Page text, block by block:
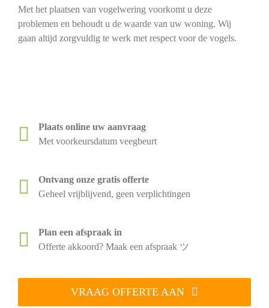
Met het plaatsen van vogelwering voorkomt u deze
problemen en behoudt u de waarde van uw woning. Wij
gaan altijd zorgvuldig te werk met respect voor de vogels.
Plaats online uw aanvraag
Met voorkeursdatum veegbeurt
Ontvang onze gratis offerte
Geheel vrijblijvend, geen verplichtingen
Plan een afspraak in
Offerte akkoord? Maak een afspraak ツ
VRAAG OFFERTE AAN